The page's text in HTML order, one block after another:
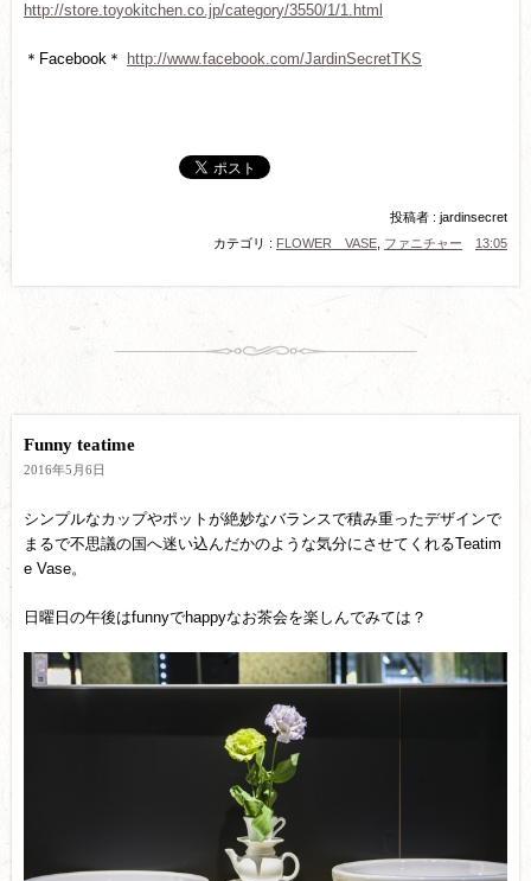
http://store.toyokitchen.co.jp/category/3550/1/1.html
＊Facebook＊ http://www.facebook.com/JardinSecretTKS
投稿者 : jardinsecret
カテゴリ : FLOWER VASE ファニチャー 13:05
Funny teatime
2016年5月6日
シンプルなカップやポットが絶妙なバランスで積み重ったデザインで
まるで不思議の国へ迷い込んだかのような気分にさせてくれるTeatim
e Vase。
日曜日の午後はfunnyでhappyなお茶会を楽しんでみては？